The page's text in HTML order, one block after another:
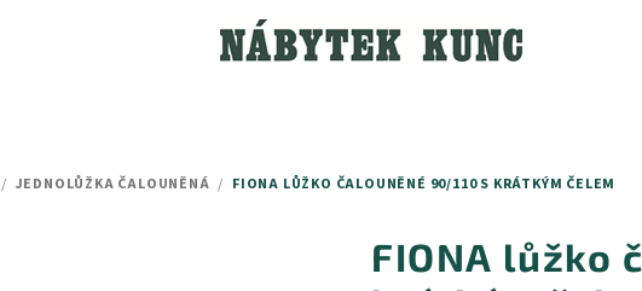
/ JEDNOLŮŽKA ČALOUNĚNÁ / FIONA LŮŽKO ČALOUNĚNÉ 90/110 S KRÁTKÝM ČELEM
FIONA lůžko